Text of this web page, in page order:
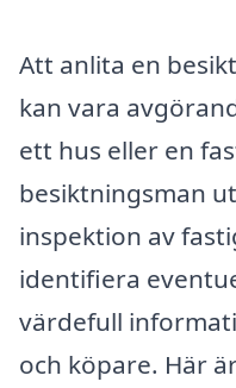
Att anlita en
kan vara
ett hus eller en
besiktningsman
inspektion av
identifiera
värdefull
och köpare. Här